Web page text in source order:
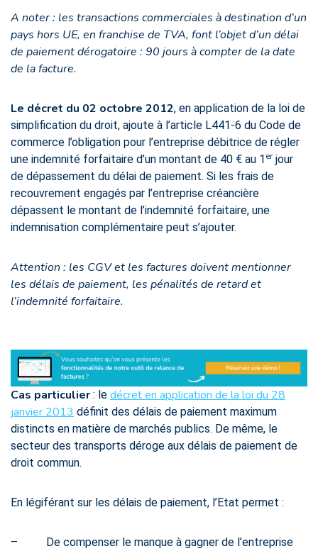
A noter : les transactions commerciales à destination d’un
pays hors UE, en franchise de TVA, font l’objet d’un délai
de paiement dérogatoire : 90 jours à compter de la date
de la facture.
Le décret du 02 octobre 2012, en application de la loi de
simplification du droit, ajoute à l’article L441-6 du Code de
commerce l’obligation pour l’entreprise débitrice de régler
une indemnité forfaitaire d’un montant de 40 € au 1 erjour
de dépassement du délai de paiement. Si les frais de
recouvrement engagés par l’entreprise créancière
dépassent le montant de l’indemnité forfaitaire, une
indemnisation complémentaire peut s’ajouter.
Attention : les CGV et les factures doivent mentionner
les délais de paiement, les pénalités de retard et
l’indemnité forfaitaire.
Cas particulier : le décret en application de la loi du 28
janvier 2013 définit des délais de paiement maximum
distincts en matière de marchés publics. De même, le
secteur des transports déroge aux délais de paiement de
droit commun.
En légiférant sur les délais de paiement, l’Etat permet :
– De compenser le manque à gagner de l’entreprise